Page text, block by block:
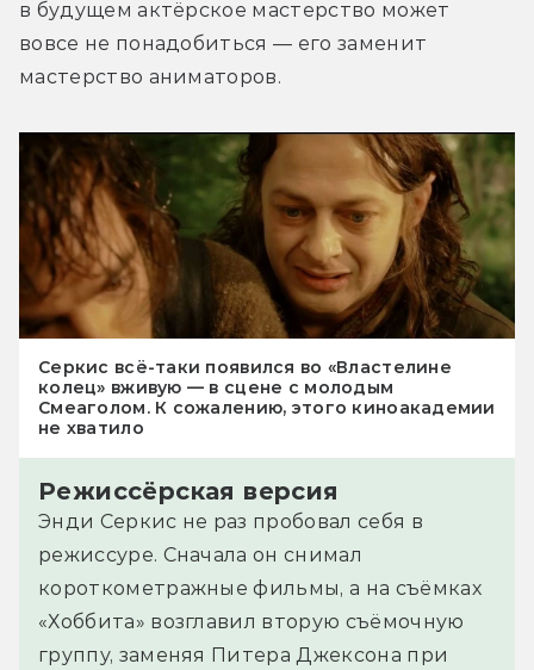
в будущем актёрское мастерство может
вовсе не понадобиться — его заменит
мастерство аниматоров.
Серкис всё-таки появился во «Властелине
колец» вживую — в сцене с молодым
Смеаголом. К сожалению, этого киноакадемии
не хватило
Режиссёрская версия
Энди Серкис не раз пробовал себя в
режиссуре. Сначала он снимал
короткометражные фильмы, а на съёмках
«Хоббита» возглавил вторую съёмочную
группу, заменяя Питера Джексона при